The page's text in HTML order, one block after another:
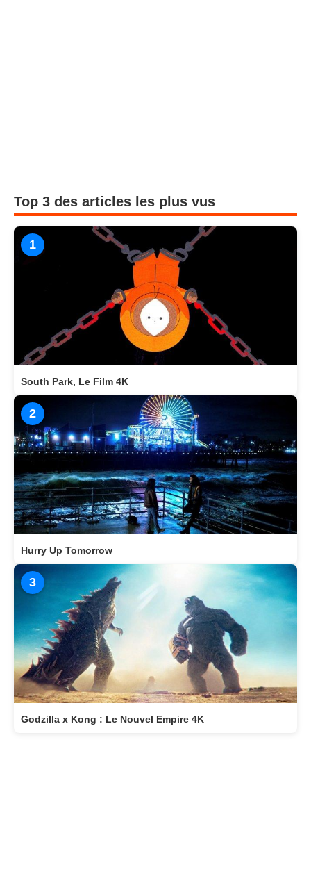
Top 3 des articles les plus vus
1
South Park, Le Film 4K
2
Hurry Up Tomorrow
3
Godzilla x Kong : Le Nouvel Empire 4K